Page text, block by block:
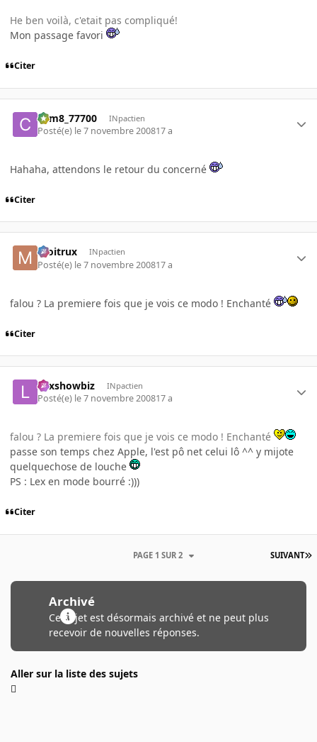
He ben voilà, c'etait pas compliqué!
Mon passage favori
Citer
com8_77700 INpactien
Posté(e) le 7 novembre 200817 a
Hahaha, attendons le retour du concerné
Citer
moitrux INpactien
Posté(e) le 7 novembre 200817 a
falou ? La premiere fois que je vois ce modo ! Enchanté
Citer
Lexshowbiz INpactien
Posté(e) le 7 novembre 200817 a
falou ? La premiere fois que je vois ce modo ! Enchanté
passe son temps chez Apple, l'est pô net celui lô ^^ y mijote
quelquechose de louche
PS : Lex en mode bourré :)))
Citer
SUIVANT
PAGE 1 SUR 2
Archivé
Ce sujet est désormais archivé et ne peut plus
recevoir de nouvelles réponses.
Aller sur la liste des sujets